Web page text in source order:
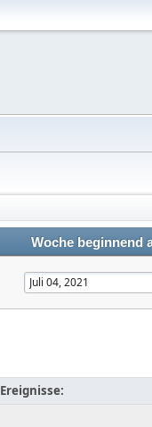
Woche beginnend
Ereignisse: